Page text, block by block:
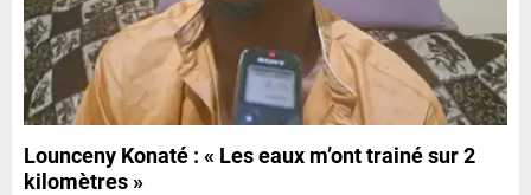
Lounceny Konaté : « Les eaux m’ont trainé sur 2
kilomètres »